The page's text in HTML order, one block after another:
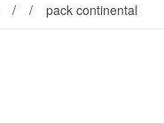
/ / pack continental